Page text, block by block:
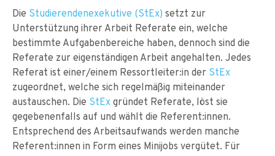
Die Studierendenexekutive (StEx) setzt zur
Unterstützung ihrer Arbeit Referate ein, welche
bestimmte Aufgabenbereiche haben, dennoch sind die
Referate zur eigenständigen Arbeit angehalten. Jedes
Referat ist einer/einem Ressortleiter:in der StEx
zugeordnet, welche sich regelmäßig miteinander
austauschen. Die StExgründet Referate, löst sie
gegebenenfalls auf und wählt die Referent:innen.
Entsprechend des Arbeitsaufwands werden manche
Referent:innen in Form eines Minijobs vergütet. Für